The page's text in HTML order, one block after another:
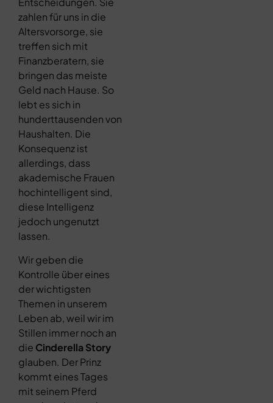
zahlen für uns in die
Altersvorsorge, sie
treffen sich mit
Finanzberatern, sie
bringen das meiste
Geld nach Hause. So
lebt es sich in
hunderttausenden von
Haushalten. Die
Konsequenz ist
allerdings, dass
akademische Frauen
hochintelligent sind,
diese Intelligenz
jedoch ungenutzt
lassen.
Wir geben die
Kontrolle über eines
der wichtigsten
Themen in unserem
Leben ab, weil wir im
Stillen immer noch an
die Cinderella Story
glauben. Der Prinz
kommt eines Tages
mit seinem Pferd